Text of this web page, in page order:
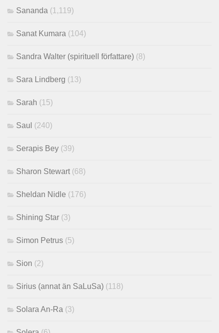
Sananda (1,119)
Sanat Kumara (104)
Sandra Walter (spirituell författare) (8)
Sara Lindberg (13)
Sarah (15)
Saul (240)
Serapis Bey (39)
Sharon Stewart (68)
Sheldan Nidle (176)
Shining Star (3)
Simon Petrus (5)
Sion (2)
Sirius (annat än SaLuSa) (118)
Solara An-Ra (3)